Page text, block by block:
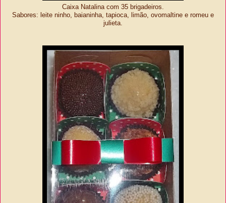
Caixa Natalina com 35 brigadeiros.
Sabores: leite ninho, baianinha, tapioca, limão, ovomaltine e romeu e
julieta.